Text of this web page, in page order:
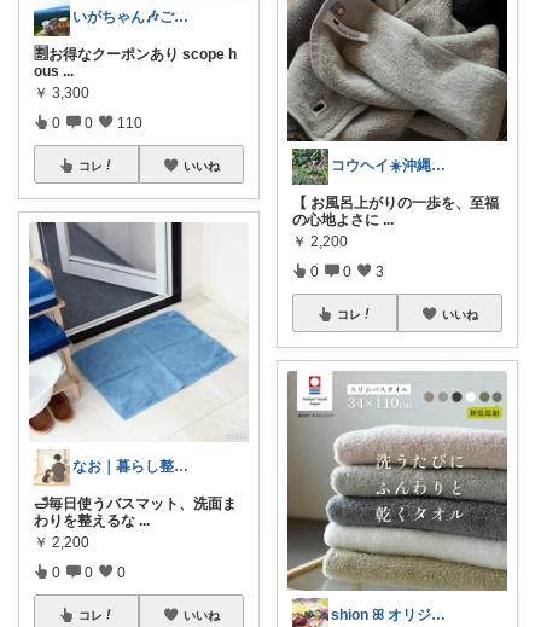
いがちゃん🎶ご購入感謝です🎶
🈹お得なクーポンあり scope h
ous ...
￥ 3,300
0 0 110
コレ いいね
なお｜暮らし整えROOM｜犬もいます🐕
🛁毎日使うバスマット、洗面ま
わりを整えるな ...
￥ 2,200
0 0 0
コレ いいね
​コウヘイ☀️沖縄離島で「これ使える」
【 お風呂上がりの一歩を、至福
の心地よさに ...
￥ 2,200
0 0 3
コレ いいね
shion ꕤ オリジナル写真多め♡